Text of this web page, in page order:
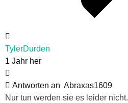
TylerDurden
1 Jahr her
Antworten an Abraxas1609
Nur tun werden sie es leider nicht.